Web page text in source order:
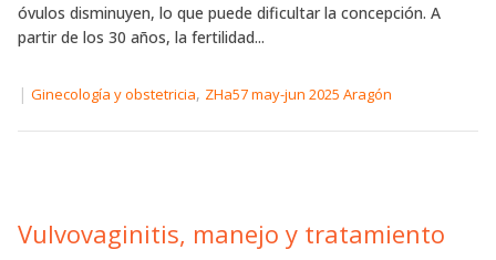
óvulos disminuyen, lo que puede dificultar la concepción. A
partir de los 30 años, la fertilidad...
| Ginecología y obstetricia, ZHa57 may-jun 2025 Aragón
Vulvovaginitis, manejo y tratamiento